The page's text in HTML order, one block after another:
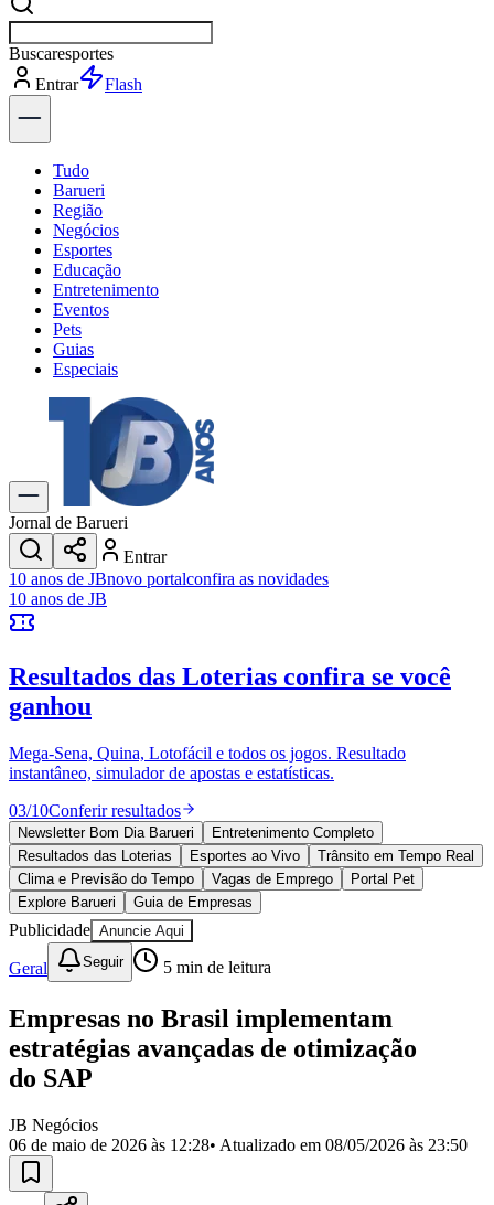
Buscarpolítica
Entrar
Explorar
Tudo
Barueri
Região
Negócios
Esportes
Educação
Entretenimento
Eventos
Pets
Guias
Especiais
Explore Tudo
Últimas Notícias
Previsão do Tempo
Trânsito e Rotas
Dia a Dia & Lazer
Transportes
Gastronomia
Cinema & Shows
JogosNovo
Anuncie no Portal
Cadastrar Empresa
Divulgar Vagas
Política
Esportes
Saúde
Segurança
Cultura
Meio Ambiente
Obras
Educação
Bairros de Barueri
Selecione sua regiãoPara notícias da sua região
AldeiaAldeia da Serra
JubranBelval
RegiãoCotiaCruz Preta
MilitarItapeviJandiraJardim AudirJardim BelvalJardim
EsperançaJardim Graziela
Jornal de Barueri
Entrar
10 anos de JBnovo portalconfira as novidades
10 anos de JB
Resultados das Loterias confira se você
ganhou
Mega-Sena, Quina, Lotofácil e todos os jogos. Resultado
instantâneo, simulador de apostas e estatísticas.
03/10Conferir resultados
Newsletter Bom Dia Barueri
Entretenimento Completo
Resultados das Loterias
Esportes ao Vivo
Trânsito em Tempo Real
Clima e Previsão do Tempo
Vagas de Emprego
Portal Pet
Explore Barueri
Guia de Empresas
Publicidade Anuncie Aqui
Geral Seguir 5 min de leitura
Empresas no Brasil implementam
estratégias avançadas de otimização
do SAP
JB Negócios
06 de maio de 2026 às 12:28• Atualizado em 08/05/2026 às 23:50